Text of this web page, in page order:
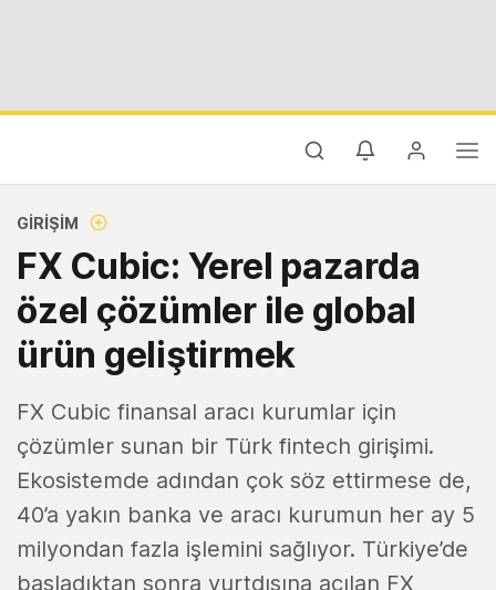
GIRIŞIM
FX Cubic: Yerel pazarda
özel çözümler ile global
ürün geliştirmek
FX Cubic finansal aracı kurumlar için
çözümler sunan bir Türk fintech girişimi.
Ekosistemde adından çok söz ettirmese de,
40’a yakın banka ve aracı kurumun her ay 5
milyondan fazla işlemini sağlıyor. Türkiye’de
başladıktan sonra yurtdışına açılan FX